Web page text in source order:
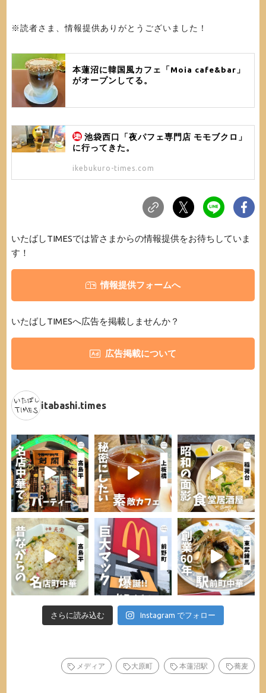
※読者さま、情報提供ありがとうございました！
本蓮沼に韓国風カフェ「Moia cafe&bar」
がオープンしてる。
池袋西口「夜パフェ専門店 モモブクロ」
に行ってきた。
ikebukuro-times.com
いたばしTIMESでは皆さまからの情報提供をお待ちしていま
す！
情報提供フォームへ
いたばしTIMESへ広告を掲載しませんか？
広告掲載について
itabashi.times
さらに読み込む Instagram でフォロー
メディア 大原町 本蓮沼駅 蕎麦